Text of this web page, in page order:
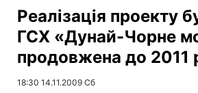
Реалізація проекту
ГСХ «Дунай-Чорне
продовжена до 2011
18:30 14.11.2009 Сб